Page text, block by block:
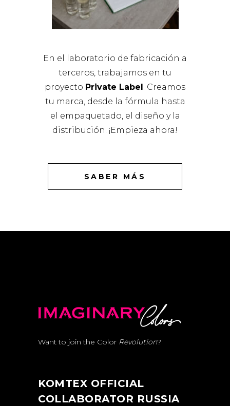
En el laboratorio de fabricación a
terceros, trabajamos en tu
proyecto Private Label . Creamos
tu marca, desde la fórmula hasta
el empaquetado, el diseño y la
distribución. ¡Empieza ahora!
SABER MÁS
Want to join the Color Revolution?
KOMTEX OFFICIAL
COLLABORATOR RUSSIA